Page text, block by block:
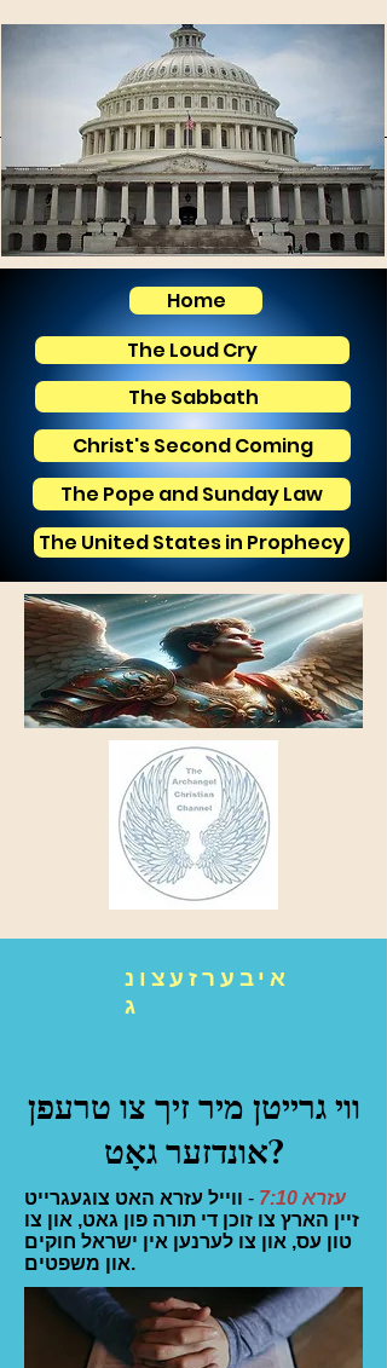
Home
The Loud Cry
The Sabbath
Christ's Second Coming
The Pope and Sunday Law
The United States in Prophecy
איבערזעצונ
ג
ווי גרייטן מיר זיך צו טרעפן
אונדזער גאָט?
עזרא 7:10 - ווייל עזרא האט צוגעגרייט
זיין הארץ צו זוכן די תורה פון גאט, און צו
טון עס, און צו לערנען אין ישראל חוקים
און משפטים.